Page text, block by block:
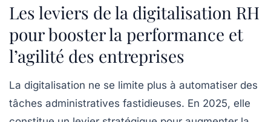
Les leviers de la digitalisation RH
pour booster la performance et
l’agilité des entreprises
La digitalisation ne se limite plus à automatiser des
tâches administratives fastidieuses. En 2025, elle